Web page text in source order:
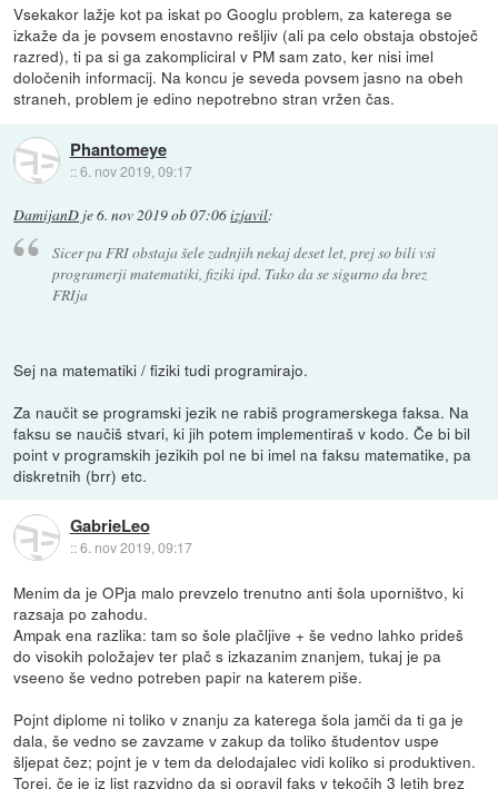
Vsekakor lažje kot pa iskat po Googlu problem, za katerega se
izkaže da je povsem enostavno rešljiv (ali pa celo obstaja obstoječ
razred), ti pa si ga zakompliciral v PM sam zato, ker nisi imel
določenih informacij. Na koncu je seveda povsem jasno na obeh
straneh, problem je edino nepotrebno stran vržen čas.
Phantomeye
::6. nov 2019, 09:17
DamijanD je6. nov 2019 ob 07:06izjavil:
Sicer pa FRI obstaja šele zadnjih nekaj deset let, prej so bili vsi
programerji matematiki, fiziki ipd. Tako da se sigurno da brez
FRIja
Sej na matematiki / fiziki tudi programirajo.
Za naučit se programski jezik ne rabiš programerskega faksa. Na
faksu se naučiš stvari, ki jih potem implementiraš v kodo. Če bi bil
point v programskih jezikih pol ne bi imel na faksu matematike, pa
diskretnih (brr) etc.
GabrieLeo
::6. nov 2019, 09:17
Menim da je OPja malo prevzelo trenutno anti šola uporništvo, ki
razsaja po zahodu.
Ampak ena razlika: tam so šole plačljive + še vedno lahko prideš
do visokih položajev ter plač s izkazanim znanjem, tukaj je pa
vseeno še vedno potreben papir na katerem piše.
Pojnt diplome ni toliko v znanju za katerega šola jamči da ti ga je
dala, še vedno se zavzame v zakup da toliko študentov uspe
šljepat čez; pojnt je v tem da delodajalec vidi koliko si produktiven.
Torej, če je iz list razvidno da si opravil faks v tekočih 3 letih brez